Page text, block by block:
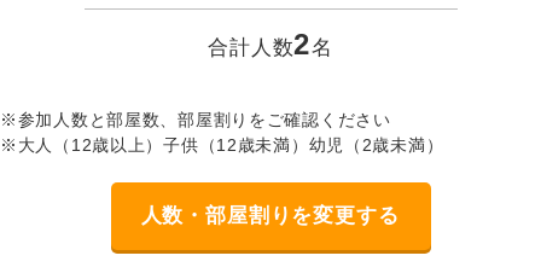
合計人数2名
※参加人数と部屋数、部屋割りをご確認ください
※大人（12歳以上）子供（12歳未満）幼児（2歳未満）
人数・部屋割りを変更する